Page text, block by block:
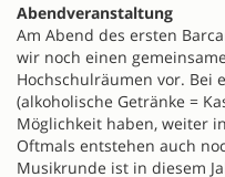
Abendveranstaltung
Am Abend des ersten
wir noch einen
Hochschulräumen vor. Bei
(alkoholische Getränke =
Möglichkeit haben, weiter
Oftmals entstehen auch
Musikrunde ist in diesem